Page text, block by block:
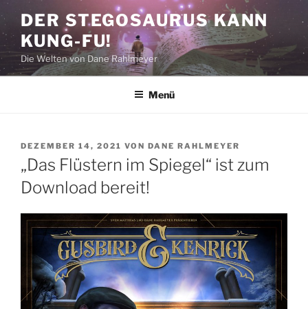
Zum
Inhalt
springen
DER STEGOSAURUS KANN
KUNG-FU!
Die Welten von Dane Rahlmeyer
Menü
VERÖFFENTLICHT
AM
DEZEMBER 14, 2021 VON DANE RAHLMEYER
„Das Flüstern im Spiegel“ ist zum
Download bereit!